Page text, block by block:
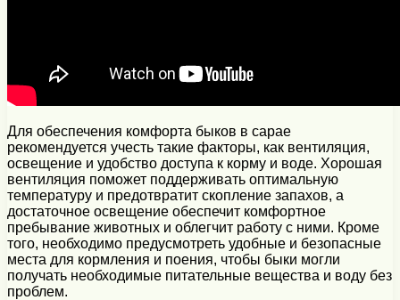
Для обеспечения комфорта быков в сарае
рекомендуется учесть такие факторы, как вентиляция,
освещение и удобство доступа к корму и воде. Хорошая
вентиляция поможет поддерживать оптимальную
температуру и предотвратит скопление запахов, а
достаточное освещение обеспечит комфортное
пребывание животных и облегчит работу с ними. Кроме
того, необходимо предусмотреть удобные и безопасные
места для кормления и поения, чтобы быки могли
получать необходимые питательные вещества и воду без
проблем.